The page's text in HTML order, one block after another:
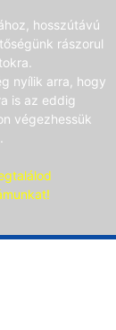
hosszútávú
rászorul
nyílik arra, hogy
is az eddig
végezhessük